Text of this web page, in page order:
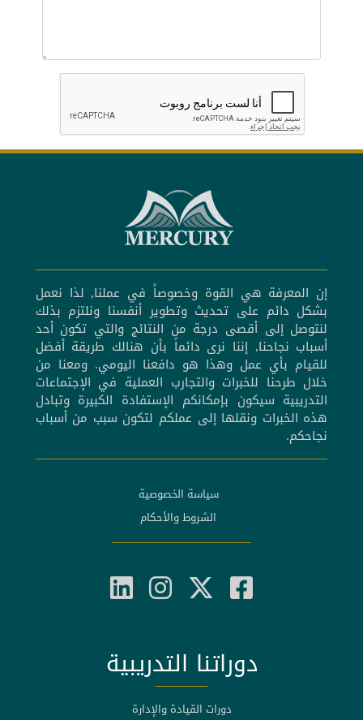
إن المعرفة هي القوة وخصوصاً في عملنا, لذا نعمل
بشكل دائم على تحديث وتطوير أنفسنا ونلتزم بذلك
لنتوصل إلى أقصى درجة من النتائج والتي تكون أحد
أسباب نجاحنا, إننا نرى دائماً بأن هنالك طريقة أفضل
للقيام بأي عمل وهذا هو دافعنا اليومي. ومعنا من
خلال طرحنا للخبرات والتجارب العملية في الإجتماعات
التدريبية سيكون بإمكانكم الإستفادة الكبيرة وتبادل
هذه الخبرات ونقلها إلى عملكم لتكون سبب من أسباب
نجاحكم.
سياسة الخصوصية
الشروط والأحكام
دوراتنا التدريبية
دورات القيادة والإدارة